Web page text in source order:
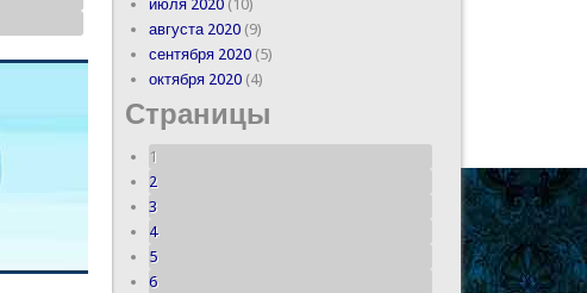
июля 2020(10)
августа 2020(9)
сентября 2020(5)
октября 2020(4)
Страницы
1
2
3
4
5
6